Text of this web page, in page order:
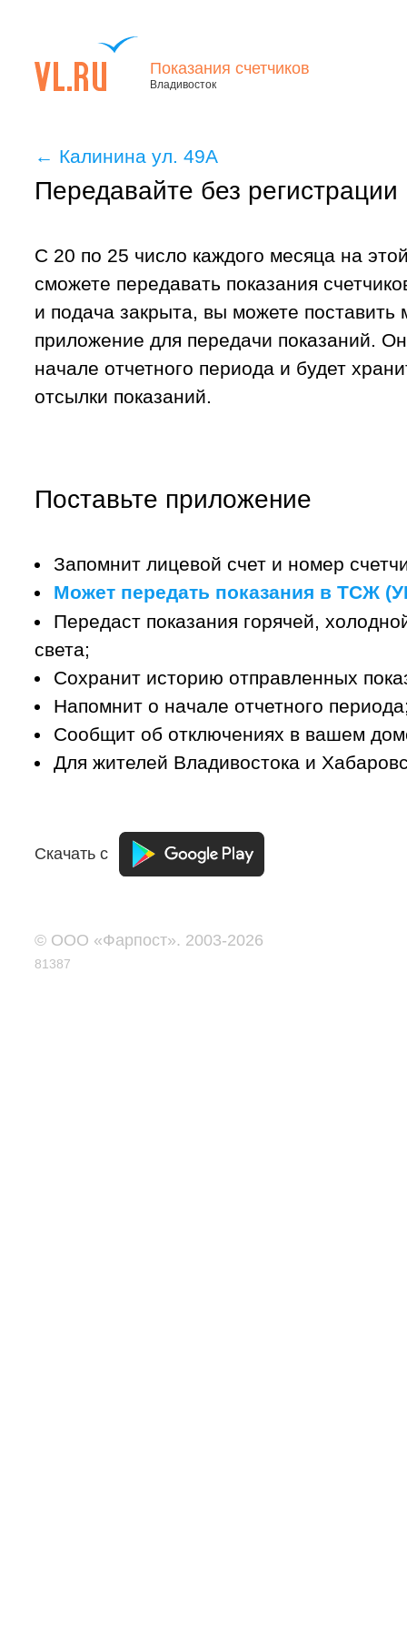
Показания счетчиков
Владивосток
← Калинина ул. 49А
Передавайте без регистрации
С 20 по 25 число каждого месяца на
сможете передавать показания
и подача закрыта, вы можете поставить
приложение для передачи показаний.
начале отчетного периода и будет
отсылки показаний.
Поставьте приложение
Запомнит лицевой счет и номер
Может передать показания в ТСЖ
Передаст показания горячей,
света;
Сохранит историю отправленных
Напомнит о начале отчетного
Сообщит об отключениях в вашем
Для жителей Владивостока и
Скачать с
© ООО «Фарпост». 2003-2026
81387